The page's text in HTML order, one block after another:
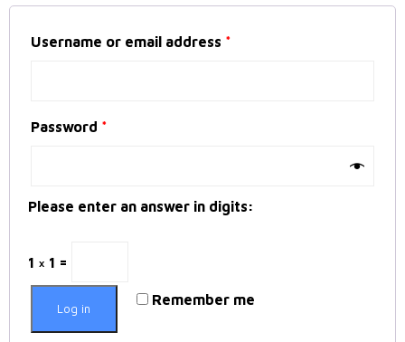
Username or email address *
Password *
Please enter an answer in digits:
1 × 1 =
Remember me
Log in